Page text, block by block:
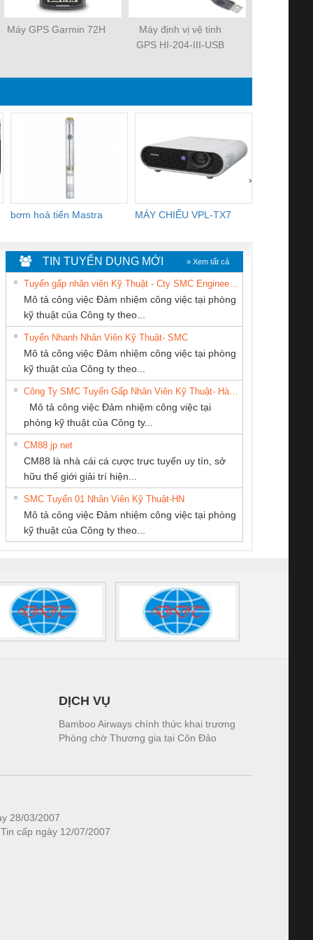
Máy GPS Garmin 72H
Máy định vị vệ tinh
GPS HI-204-III-USB
bơm hoả tiển Mastra MÁY CHIẾU VPL-TX7
›
An Toàn
Contact
– PSR-
SCP-
FSP/2X1/1X2
sát chuỗi
tấm pin
16I+
(2502520000)
Bộ giám sát chuỗi
tấm pin
TRANSCLINIC 16I+
1K5 L (2433950000)
Bộ giám sát dòng
TRANSCLINIC 16I+
(2008130000)
Bộ chỉnh lưu nguồn
điện TRANSCLINIC
BKE 1K5.4
(7791400879)2. Giá
Nẹp nhôm chống
trơn Đà Nẵng
TNHH TM QC
Miền
CÔNG TY TNHH
THƯƠNG MẠI
THIÊN ÂN VIỆT
NAM
Công Ty TNHH
Quốc Thịnh
TY TNHH
THUẬT KTECH
NAM
THƯƠNG MẠI
DỊCH VỤ KỸ
THUẬT ĐIỆN CƠ
GIA HƯNG PHÁT
KINH DOANH
TIN TUYỂN DỤNG MỚI » Xem tất cả
Mô tả công việc Đảm nhiệm công việc tại phòng
kỹ thuật của Công ty theo...
Tuyển Nhanh Nhân Viên Kỹ Thuật- SMC
Mô tả công việc Đảm nhiệm công việc tại phòng
kỹ thuật của Công ty theo...
Mô tả công việc Đảm nhiệm công việc tại
phòng kỹ thuật của Công ty...
CM88 jp net
CM88 là nhà cái cá cược trực tuyến uy tín, sở
hữu thế giới giải trí hiện...
SMC Tuyển 01 Nhân Viên Kỹ Thuật-HN
Mô tả công việc Đảm nhiệm công việc tại phòng
kỹ thuật của Công ty theo...
DỊCH VỤ
Bamboo Airways chính thức khai trương
Phòng chờ Thương gia tại Côn Đảo
28/03/2007
cấp ngày 12/07/2007